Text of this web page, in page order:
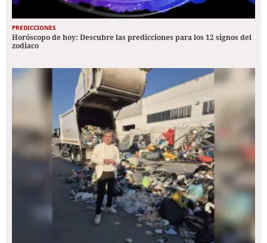
PREDICCIONES
Horóscopo de hoy: Descubre las predicciones para los 12 signos del
zodiaco